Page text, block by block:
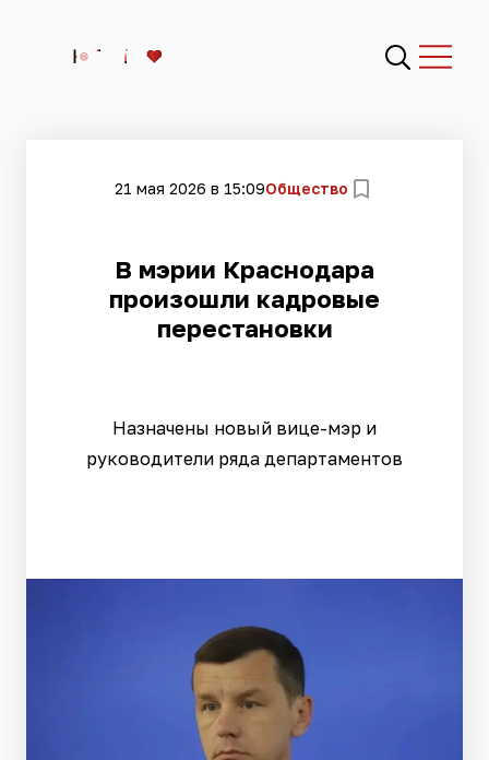
21 мая 2026 в 15:09Общество
В мэрии Краснодара
произошли кадровые
перестановки
Назначены новый вице-мэр и
руководители ряда департаментов